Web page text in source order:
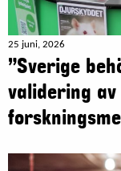
25 juni, 2026
”Sverige
validering